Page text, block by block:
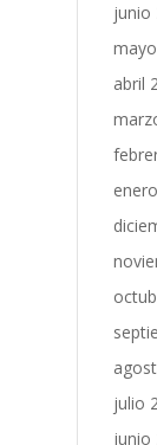
junio
abril
julio
junio